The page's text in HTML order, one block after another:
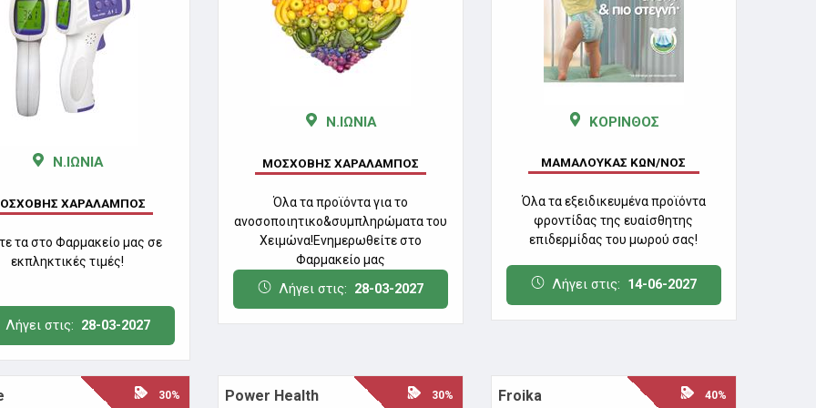
Ν.ΙΩΝΙΑ
ΧΑΡΑΛΑΜΠΟΣ
τα στο Φαρμακείο μας σε
εκπληκτικές τιμές!
Λήγει στις: 28-03-2027
Ν.ΙΩΝΙΑ
ΜΟΣΧΟΒΗΣ ΧΑΡΑΛΑΜΠΟΣ
Όλα τα προϊόντα για το
ανοσοποιητικο&συμπληρώματα του
Χειμώνα!Ενημερωθείτε στο
Φαρμακείο μας
Λήγει στις: 28-03-2027
ΚΟΡΙΝΘΟΣ
ΜΑΜΑΛΟΥΚΑΣ ΚΩΝ/ΝΟΣ
Όλα τα εξειδικευμένα προϊόντα
φροντίδας της ευαίσθητης
επιδερμίδας του μωρού σας!
Λήγει στις: 14-06-2027
30% Power Health 30% Froika 40%